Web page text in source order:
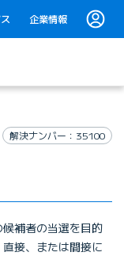
企業情報
解決ナンバー：35100
補者の当選を目的
接、または間接に